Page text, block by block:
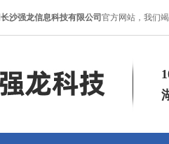
长沙强龙信息科技有限公司 官方网站，我们